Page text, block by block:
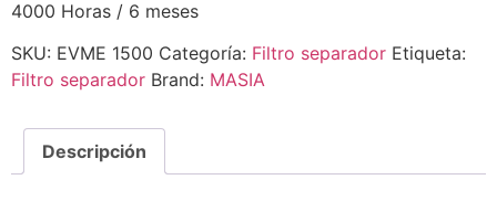
4000 Horas / 6 meses
SKU: EVME 1500 Categoría: Filtro separador Etiqueta:
Filtro separador Brand: MASIA
Descripción